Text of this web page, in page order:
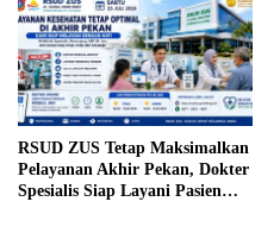
RSUD ZUS Tetap Maksimalkan
Pelayanan Akhir Pekan, Dokter
Spesialis Siap Layani Pasien